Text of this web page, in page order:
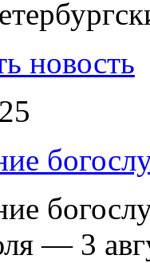
новость
— 3